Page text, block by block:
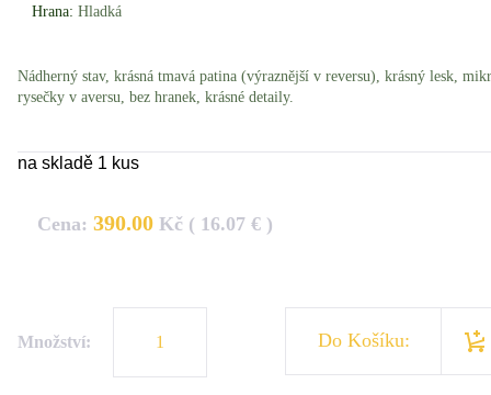
Hrana: Hladká
Nádherný stav, krásná tmavá patina (výraznější v reversu), krásný lesk,
rysečky v aversu, bez hranek, krásné detaily.
na skladě 1 kus
Cena: 390.00 Kč ( 16.07 € )
Množství: Do Košíku: